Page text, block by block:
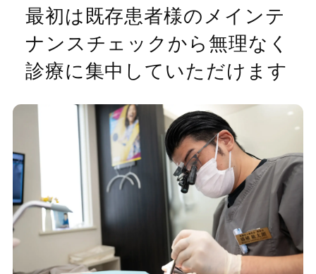
最初は既存患者様のメインテ
ナンスチェックから無理なく
診療に集中していただけます